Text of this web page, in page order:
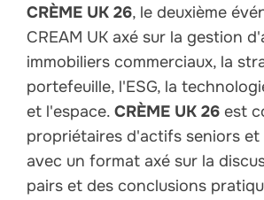
CRÈME UK 26, le deuxième
CREAM UK axé sur la gestion
immobiliers commerciaux, la
portefeuille, l'ESG, la
et l'espace. CRÈME UK 26 est
propriétaires d'actifs seniors et
avec un format axé sur la
pairs et des conclusions